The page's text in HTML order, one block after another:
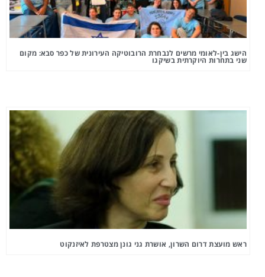
הישג בין-לאומי מרשים לנבחרת הרובוטיקה העירונית של כפר סבא: מקום
שני בתחרות היוקרתית בשיקגו
ראש מועצת דרום השרון, אושרת גני גונן מצטרפת לאיזנקוט